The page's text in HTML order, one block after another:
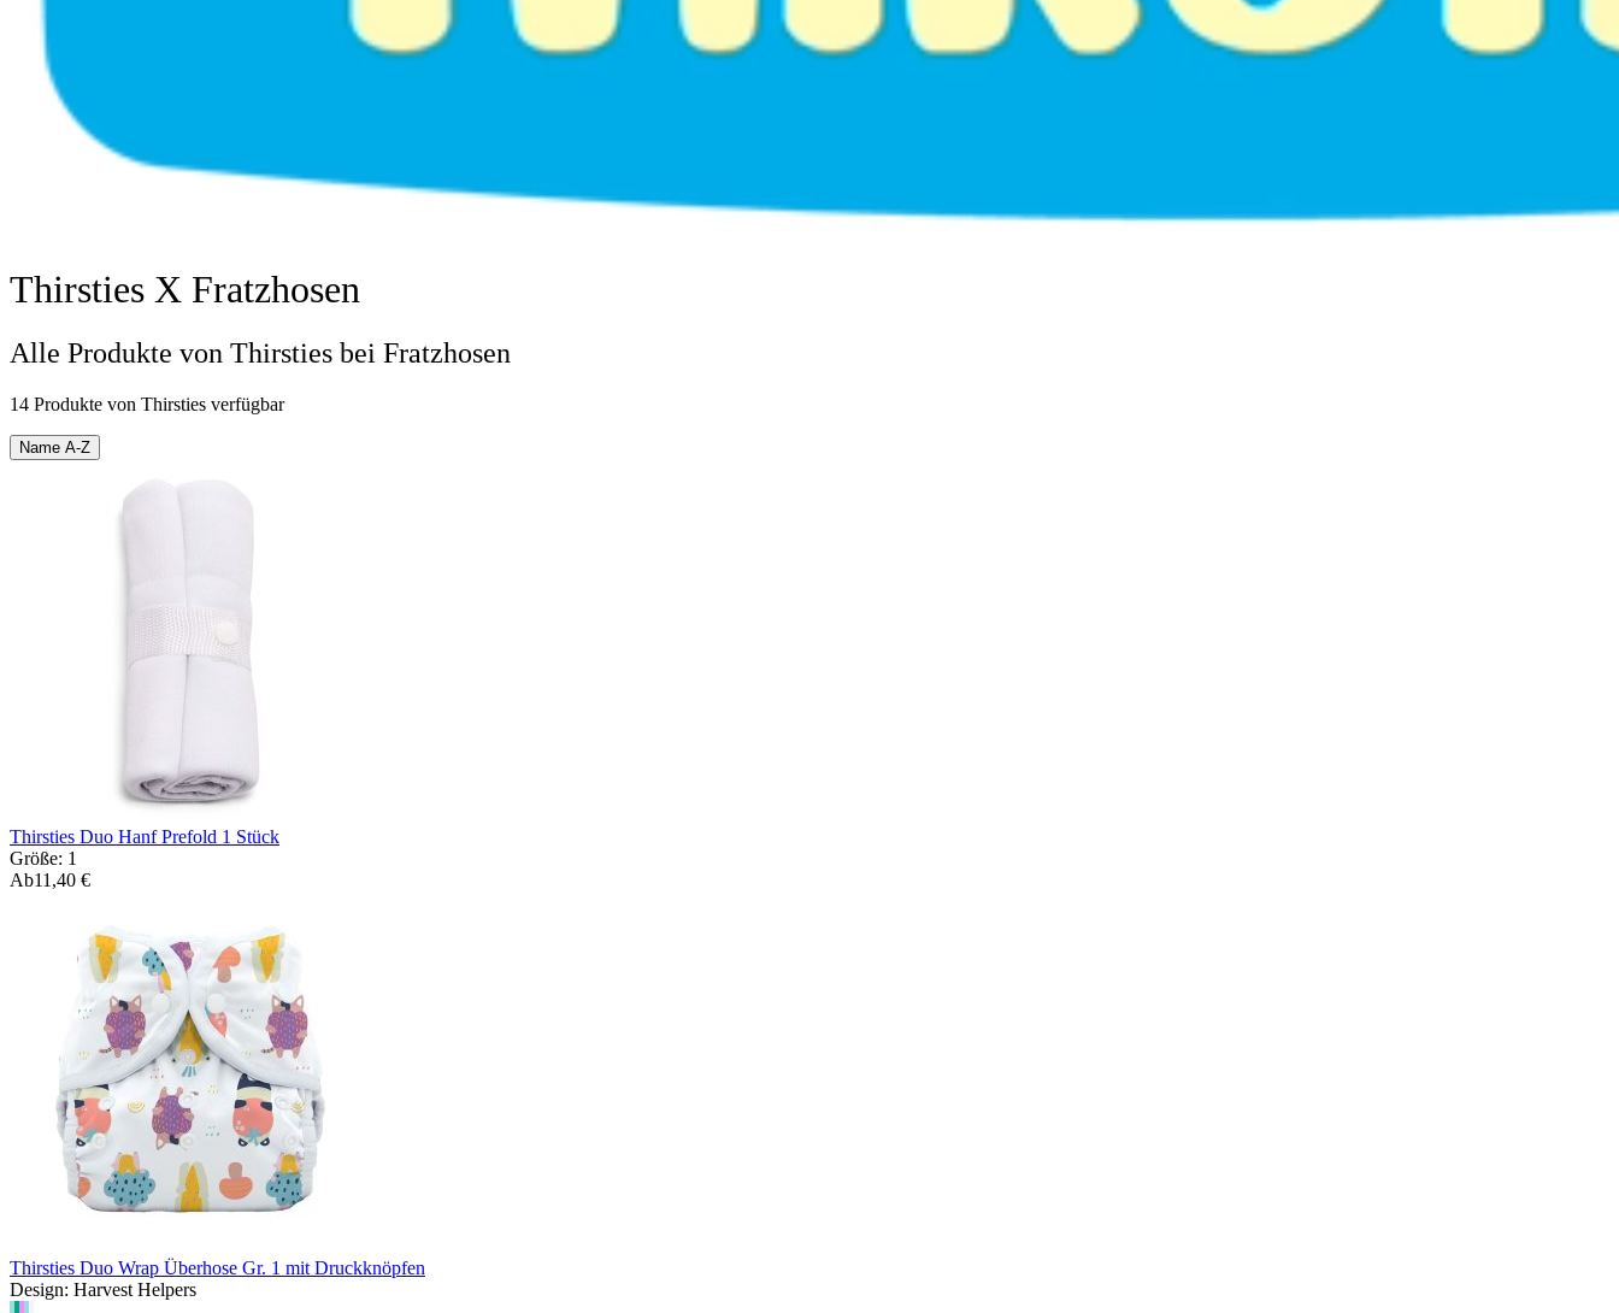
Thirsties X Fratzhosen
Alle Produkte von Thirsties bei Fratzhosen
14 Produkte von Thirsties verfügbar
Name A-Z
Thirsties Duo Hanf Prefold 1 Stück
Größe: 1
Ab11,40 €
Thirsties Duo Wrap Überhose Gr. 1 mit Druckknöpfen
Design: Harvest Helpers